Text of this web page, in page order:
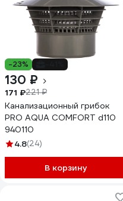
-23%
130 ₽
171 ₽221 ₽
Канализационный грибок
PRO AQUA COMFORT d110
940110
4.8(24)
В корзину